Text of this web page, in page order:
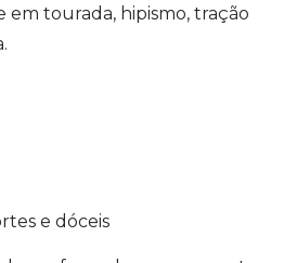
em tourada, hipismo, tração
e dóceis